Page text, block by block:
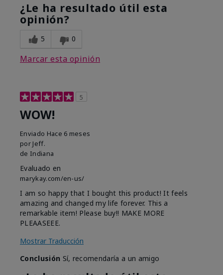
¿Le ha resultado útil esta
opinión?
5 0
Marcar esta opinión
5
WOW!
Enviado Hace 6 meses
por Jeff.
de Indiana
Evaluado en
marykay.com/en-us/
I am so happy that I bought this product! It feels
amazing and changed my life forever. This a
remarkable item! Please buy!! MAKE MORE
PLEAASEEE.
Mostrar Traducción
Conclusión Sí, recomendaría a un amigo